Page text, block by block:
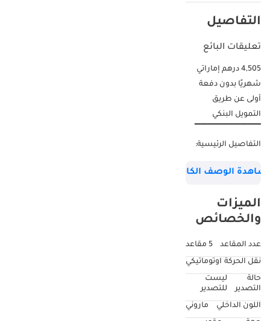
التفاصيل
تعليقات البائع
4,505 درهم إماراتي
شهريًا بدون دفعة
أولى عن طريق
التمويل البنكي
التفاصيل الرئيسية:
إضافة مدفوعة
▔▔▔▔▔▔▔▔▔▔
لماذا تختار هذه
الإيطالية التي لا مثيل
لها مع سيارة مازيراتي
تتميز هذه السيارة
الوصف الكامل
الميزات
والخصائص
عدد المقاعد
5 مقاعد
نقل الحركة اوتوماتيكي
حالة
التصدير
ليست
للتصدير
اللون الداخلي
ماروني